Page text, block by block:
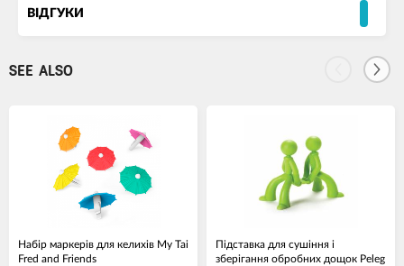
ВІДГУКИ
SEE ALSO
Набір маркерів для келихів My Tai
Fred and Friends
Підставка для сушіння і
зберігання обробних дощок Peleg